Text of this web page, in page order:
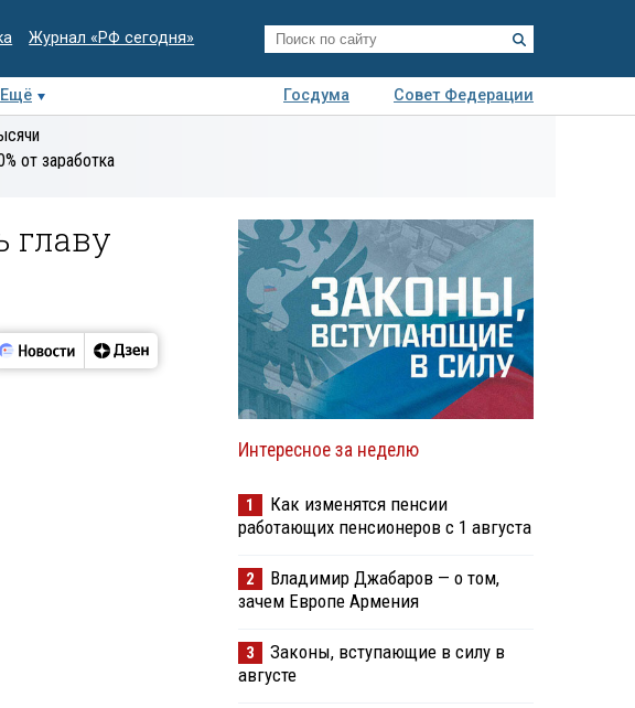
Журнал «РФ сегодня»
Ещё Госдума
Совет Федерации
экспертиза
от заработка
главу
Интересное за неделю
1
Как изменятся пенсии
работающих пенсионеров с 1 августа
2
Владимир Джабаров — о том,
зачем Европе Армения
3
Законы, вступающие в силу в
августе